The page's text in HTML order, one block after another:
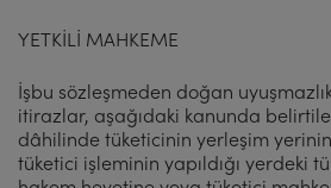
YETKİLİ MAHKEME
İşbu sözleşmeden doğan
itirazlar, aşağıdaki kanunda
dâhilinde tüketicinin yerleşim
tüketici işleminin yapıldığı yerdeki